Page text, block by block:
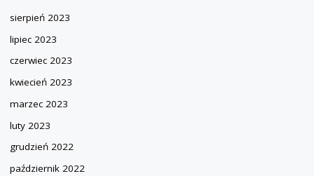
sierpień 2023
lipiec 2023
czerwiec 2023
kwiecień 2023
marzec 2023
luty 2023
grudzień 2022
październik 2022